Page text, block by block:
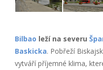
Bilbao leží na severu
Baskicka. Pobřeží
vytváří příjemné klima,